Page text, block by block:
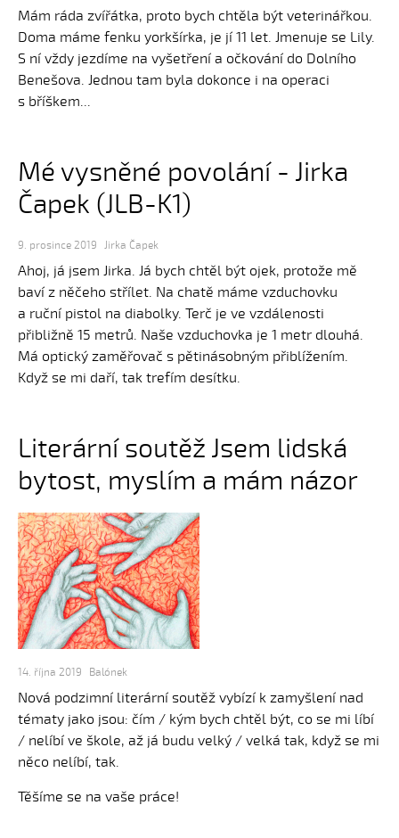
Mám ráda zvířátka, proto bych chtěla být veterinářkou.
Doma máme fenku yorkšírka, je jí 11 let. Jmenuje se Lily.
S ní vždy jezdíme na vyšetření a očkování do Dolního
Benešova. Jednou tam byla dokonce i na operaci
s bříškem...
Mé vysněné povolání - Jirka
Čapek (JLB-K1)
9. prosince 2019 Jirka Čapek
Ahoj, já jsem Jirka. Já bych chtěl být ojek, protože mě
baví z něčeho střílet. Na chatě máme vzduchovku
a ruční pistol na diabolky. Terč je ve vzdálenosti
přibližně 15 metrů. Naše vzduchovka je 1 metr dlouhá.
Má optický zaměřovač s pětinásobným přiblížením.
Když se mi daří, tak trefím desítku.
Literární soutěž Jsem lidská
bytost, myslím a mám názor
14. října 2019 Balónek
Nová podzimní literární soutěž vybízí k zamyšlení nad
tématy jako jsou: čím / kým bych chtěl být, co se mi líbí
/ nelíbí ve škole, až já budu velký / velká tak, když se mi
něco nelíbí, tak.
Těšíme se na vaše práce!